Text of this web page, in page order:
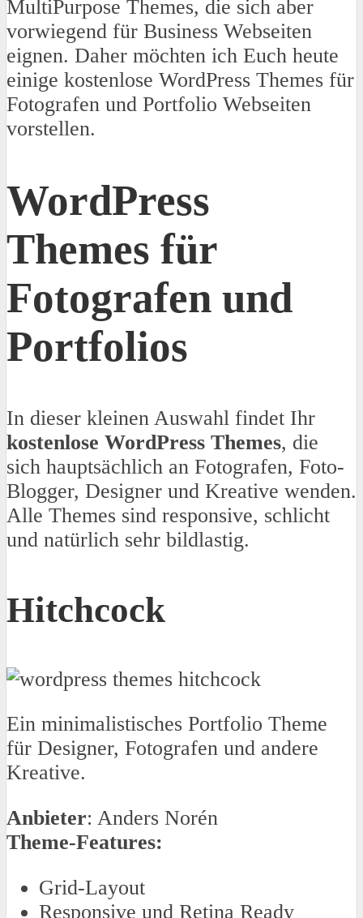
MultiPurpose Themes, die sich aber
vorwiegend für Business Webseiten
eignen. Daher möchten ich Euch heute
einige kostenlose WordPress Themes für
Fotografen und Portfolio Webseiten
vorstellen.
WordPress
Themes für
Fotografen und
Portfolios
In dieser kleinen Auswahl findet Ihr
kostenlose WordPress Themes, die
sich hauptsächlich an Fotografen, Foto-
Blogger, Designer und Kreative wenden.
Alle Themes sind responsive, schlicht
und natürlich sehr bildlastig.
Hitchcock
Ein minimalistisches Portfolio Theme
für Designer, Fotografen und andere
Kreative.
Anbieter: Anders Norén
Theme-Features:
Grid-Layout
Responsive und Retina Ready